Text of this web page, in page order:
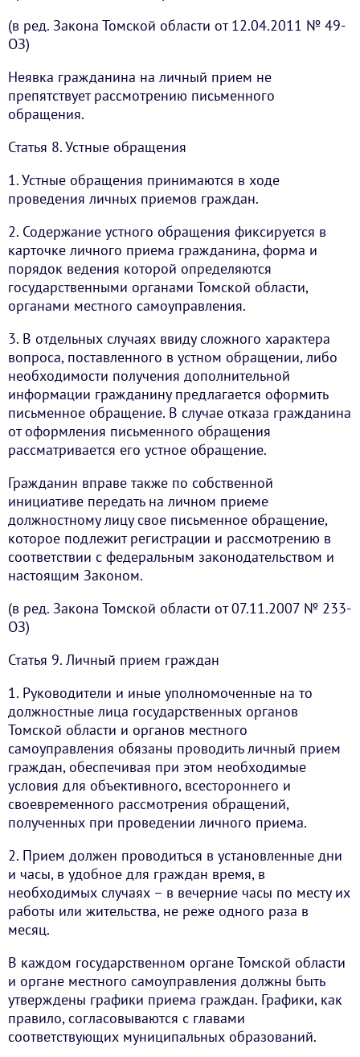
(в ред. Закона Томской области от 12.04.2011 № 49-
ОЗ)
Неявка гражданина на личный прием не
препятствует рассмотрению письменного
обращения.
Статья 8. Устные обращения
1. Устные обращения принимаются в ходе
проведения личных приемов граждан.
2. Содержание устного обращения фиксируется в
карточке личного приема гражданина, форма и
порядок ведения которой определяются
государственными органами Томской области,
органами местного самоуправления.
3. В отдельных случаях ввиду сложного характера
вопроса, поставленного в устном обращении, либо
необходимости получения дополнительной
информации гражданину предлагается оформить
письменное обращение. В случае отказа гражданина
от оформления письменного обращения
рассматривается его устное обращение.
Гражданин вправе также по собственной
инициативе передать на личном приеме
должностному лицу свое письменное обращение,
которое подлежит регистрации и рассмотрению в
соответствии с федеральным законодательством и
настоящим Законом.
(в ред. Закона Томской области от 07.11.2007 № 233-
ОЗ)
Статья 9. Личный прием граждан
1. Руководители и иные уполномоченные на то
должностные лица государственных органов
Томской области и органов местного
самоуправления обязаны проводить личный прием
граждан, обеспечивая при этом необходимые
условия для объективного, всестороннего и
своевременного рассмотрения обращений,
полученных при проведении личного приема.
2. Прием должен проводиться в установленные дни
и часы, в удобное для граждан время, в
необходимых случаях – в вечерние часы по месту их
работы или жительства, не реже одного раза в
месяц.
В каждом государственном органе Томской области
и органе местного самоуправления должны быть
утверждены графики приема граждан. Графики, как
правило, согласовываются с главами
соответствующих муниципальных образований.